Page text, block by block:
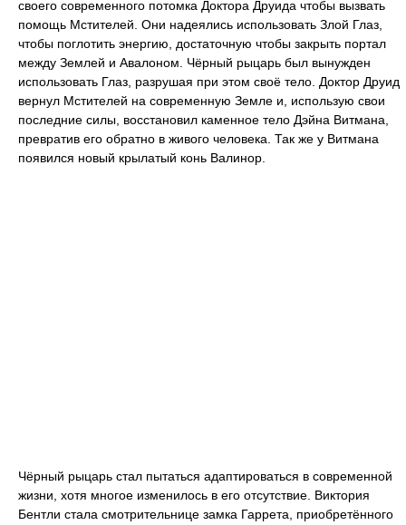
своего современного потомка Доктора Друида чтобы вызвать
помощь Мстителей. Они надеялись использовать Злой Глаз,
чтобы поглотить энергию, достаточную чтобы закрыть портал
между Землей и Авалоном. Чёрный рыцарь был вынужден
использовать Глаз, разрушая при этом своё тело. Доктор Друид
вернул Мстителей на современную Земле и, использую свои
последние силы, восстановил каменное тело Дэйна Витмана,
превратив его обратно в живого человека. Так же у Витмана
появился новый крылатый конь Валинор.
Чёрный рыцарь стал пытаться адаптироваться в современной
жизни, хотя многое изменилось в его отсутствие. Виктория
Бентли стала смотрительнице замка Гаррета, приобретённого